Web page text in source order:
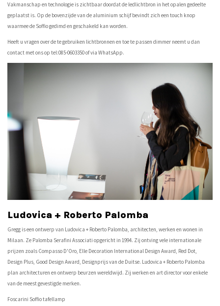
Vakmanschap en technologie is zichtbaar doordat de ledlichtbron in het opalen gedeelte
geplaatst is. Op de bovenzijde van de aluminium schijf bevindt zich een touch knop
waarmee de Soffio gedimd en geschakeld kan worden.
Heeft u vragen over de te gebruiken lichtbronnen en toe te passen dimmer neemt u dan
contact met ons op tel:085-0603350 of via WhatsApp.
Ludovica + Roberto Palomba
Gregg is een ontwerp van Ludovica + Roberto Palomba, architecten, werken en wonen in
Milaan. Ze Palomba Serafini Associati opgericht in 1994. Zij ontving vele internationale
prijzen zoals Compasso D'Oro, Elle Decoration International Design Award, Red Dot,
Design Plus, Good Design Award, Designprijs van de Duitse. Ludovica + Roberto Palomba
plan architecturen en ontwerp beurzen wereldwijd. Zij werken en art director voor enkele
van de meest gevestigde merken.
Foscarini Soffio tafellamp